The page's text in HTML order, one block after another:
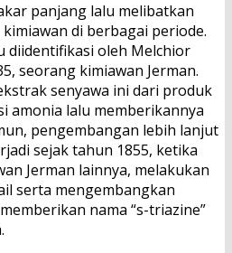
panjang lalu melibatkan
di berbagai periode.
diidentifikasi oleh Melchior
seorang kimiawan Jerman.
senyawa ini dari produk
amonia lalu memberikannya
pengembangan lebih lanjut
sejak tahun 1855, ketika
Jerman lainnya, melakukan
serta mengembangkan
nama “s-triazine”